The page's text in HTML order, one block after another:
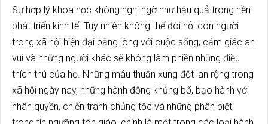
Sự hợp lý khoa học không nghi ngờ như hậu quả trong nền
phát triển kinh tế. Tuy nhiên không thể đòi hỏi con người
trong xã hội hiện đại bằng lòng với cuộc sống, cảm giác an
vui và những người khác sẽ không làm phiền những điều
thích thú của họ. Những mâu thuẫn xung đột lan rộng trong
xã hội ngày nay, những hành động khủng bố, bạo hành với
nhân quyền, chiến tranh chủng tộc và những phân biệt